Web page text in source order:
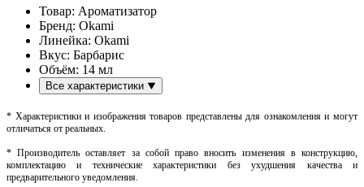
Товар: Ароматизатор
Бренд: Okami
Линейка: Okami
Вкус: Барбарис
Объём: 14 мл
Все характеристики
* Характеристики и изображения товаров представлены для ознакомления и могут
отличаться от реальных.
* Производитель оставляет за собой право вносить изменения в конструкцию,
комплектацию и технические характеристики без ухудшения качества и
предварительного уведомления.